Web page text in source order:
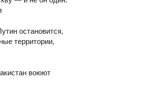
остановится,
территории,
воюют